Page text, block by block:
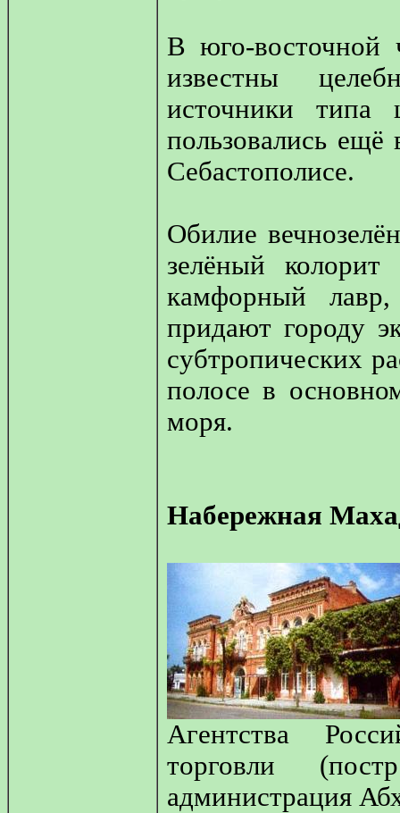
В юго-восточной
известны
источники типа
пользовались
Себастополисе.
Обилие
зелёный
камфорный
придают городу
субтропических
полосе в
моря.
Набережная
Агентства
торговли
администрация